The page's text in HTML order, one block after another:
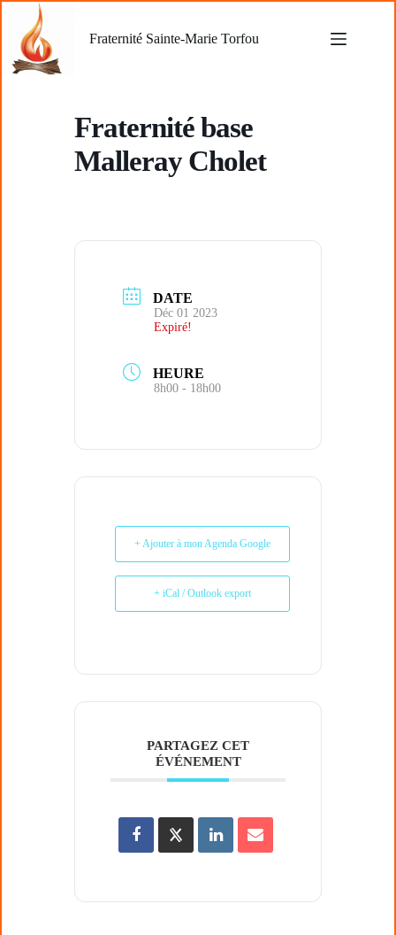
contenu
Fraternité Sainte-Marie Torfou
Fraternité base
Malleray Cholet
DATE
Déc 01 2023
Expiré!
HEURE
8h00 - 18h00
+ Ajouter à mon Agenda Google
+ iCal / Outlook export
PARTAGEZ CET
ÉVÉNEMENT